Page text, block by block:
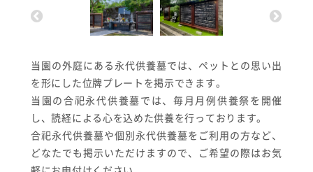
当園の外庭にある永代供養墓では、ペットとの思い出
を形にした位牌プレートを掲示できます。
当園の合祀永代供養墓では、毎月月例供養祭を開催
し、読経による心を込めた供養を行っております。
合祀永代供養墓や個別永代供養墓をご利用の方など、
どなたでも掲示いただけますので、ご希望の際はお気